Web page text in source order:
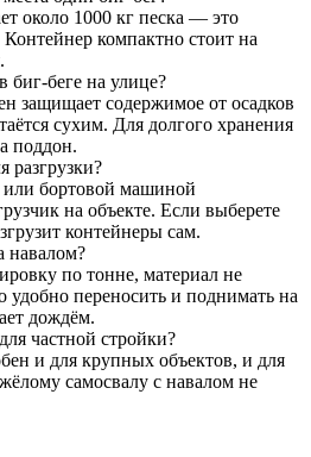
около 1000 кг песка — это
компактно стоит на
беге на улице?
защищает содержимое от осадков
сухим. Для долгого хранения
поддон.
разгрузки?
или бортовой машиной
на объекте. Если выберете
контейнеры сам.
навалом?
по тонне, материал не
удобно переносить и поднимать на
дождём.
частной стройки?
и для крупных объектов, и для
самосвалу с навалом не